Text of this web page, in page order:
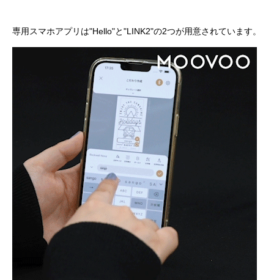
専用スマホアプリは"Hello"と"LINK2"の2つが用意されています。